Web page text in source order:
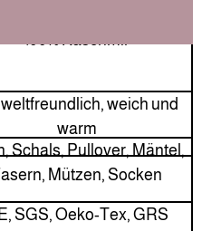
weich und
warm
Schals, Pullover, Mäntel,
Mützen, Socken
SGS, Oeko-Tex, GRS